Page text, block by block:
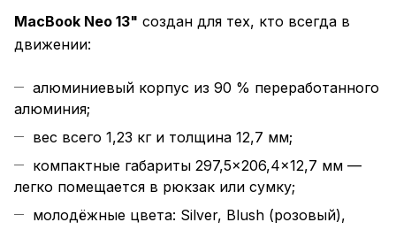
MacBook Neo 13" создан для тех, кто всегда в
движении:
алюминиевый корпус из 90 % переработанного
алюминия;
вес всего 1,23 кг и толщина 12,7 мм;
компактные габариты 297,5×206,4×12,7 мм —
легко помещается в рюкзак или сумку;
молодёжные цвета: Silver, Blush (розовый),